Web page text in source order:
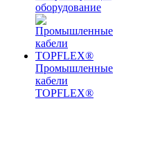
оборудование
Промышленные
кабели
TOPFLEX®